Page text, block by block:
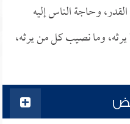
وحاجة الناس إليه
وما نصيب كل من يرثه،